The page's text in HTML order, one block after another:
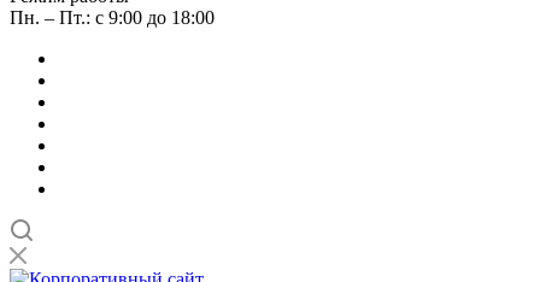
Пн. – Пт.: с 9:00 до 18:00